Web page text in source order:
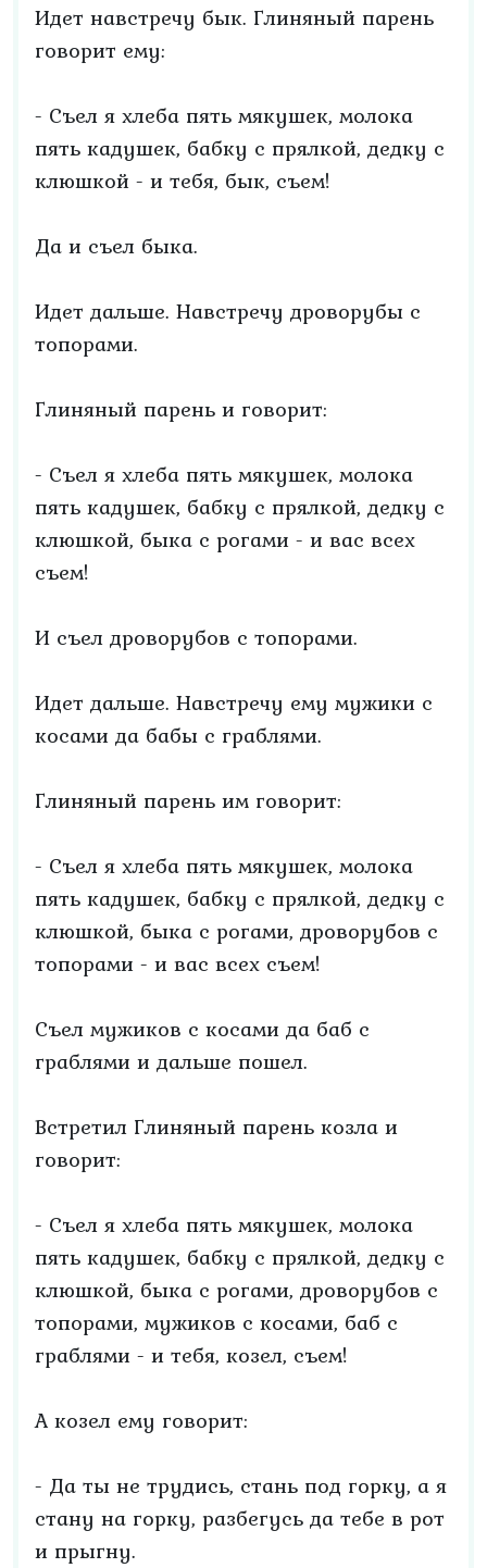
Идет навстречу бык. Глиняный парень
говорит ему:
- Съел я хлеба пять мякушек, молока
пять кадушек, бабку с прялкой, дедку с
клюшкой - и тебя, бык, съем!
Да и съел быка.
Идет дальше. Навстречу дроворубы с
топорами.
Глиняный парень и говорит:
- Съел я хлеба пять мякушек, молока
пять кадушек, бабку с прялкой, дедку с
клюшкой, быка с рогами - и вас всех
съем!
И съел дроворубов с топорами.
Идет дальше. Навстречу ему мужики с
косами да бабы с граблями.
Глиняный парень им говорит:
- Съел я хлеба пять мякушек, молока
пять кадушек, бабку с прялкой, дедку с
клюшкой, быка с рогами, дроворубов с
топорами - и вас всех съем!
Съел мужиков с косами да баб с
граблями и дальше пошел.
Встретил Глиняный парень козла и
говорит:
- Съел я хлеба пять мякушек, молока
пять кадушек, бабку с прялкой, дедку с
клюшкой, быка с рогами, дроворубов с
топорами, мужиков с косами, баб с
граблями - и тебя, козел, съем!
А козел ему говорит:
- Да ты не трудись, стань под горку, а я
стану на горку, разбегусь да тебе в рот
и прыгну.